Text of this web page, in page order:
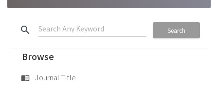
search Search
Browse
menu_book Journal Title